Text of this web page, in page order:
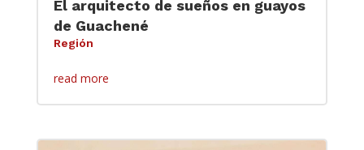
El arquitecto de sueños en guayos
de Guachené
Región
read more